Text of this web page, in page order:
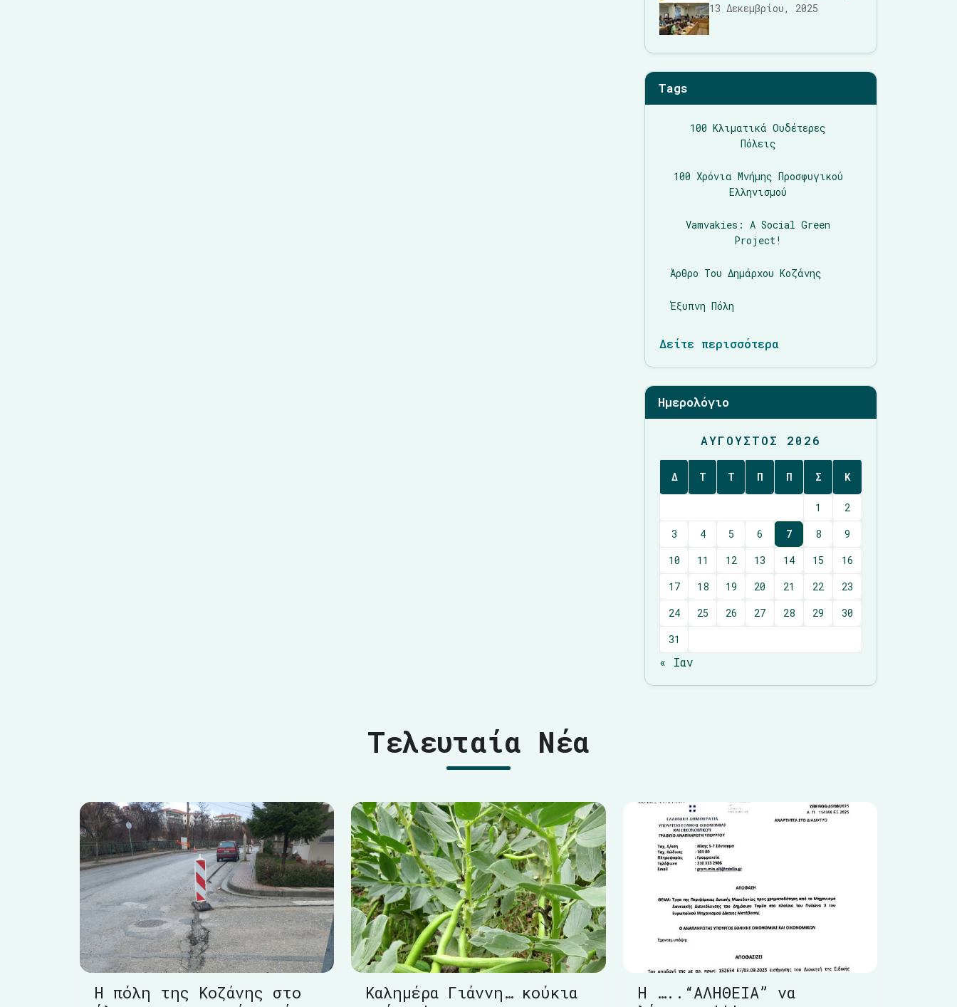
13 Δεκεμβρίου, 2025
Tags
100 Κλιματικά Ουδέτερες
Πόλεις
100 Χρόνια Μνήμης Προσφυγικού
Ελληνισμού
Vamvakies: A Social Green
Project!
Άρθρο Του Δημάρχου Κοζάνης
Έξυπνη Πόλη
Δείτε περισσότερα
Ημερολόγιο
ΑΎΓΟΥΣΤΟΣ 2026
Δ Τ Τ Π Π Σ Κ
1
2
3
4 5 6 7 8
9
10
11 12 13 14 15
16
17
18 19 20 21 22
23
24
25 26 27 28 29
30
31
« Ιαν
Τελευταία Νέα
Η πόλη της Κοζάνης στο
Καλημέρα Γιάννη… κούκια
Η …..“ΑΛΗΘΕΙΑ” να